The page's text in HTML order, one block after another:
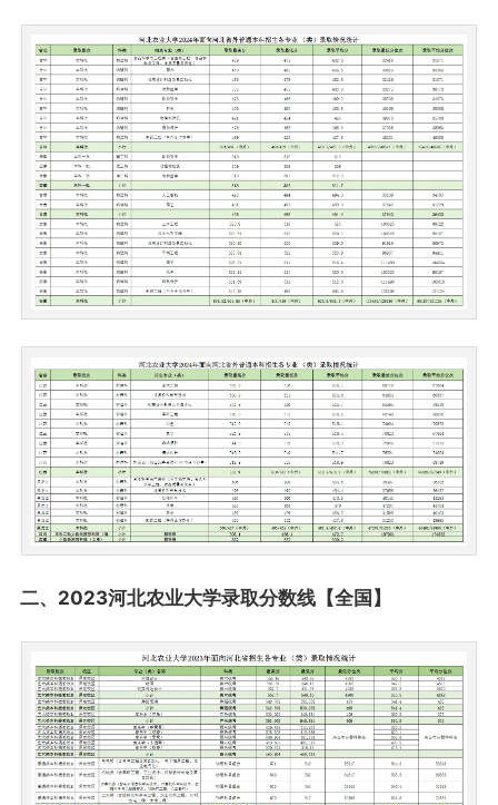
二、2023河北农业大学录取分数线【全国】